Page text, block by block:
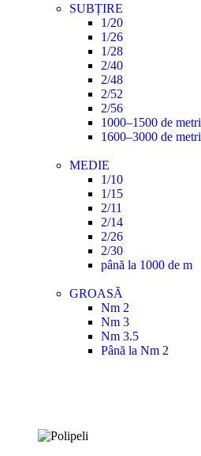
SUBȚIRE
1/20
1/26
1/28
2/40
2/48
2/52
2/56
1000–1500 de metri
1600–3000 de metri
MEDIE
1/10
1/15
2/11
2/14
2/26
2/30
până la 1000 de m
GROASĂ
Nm 2
Nm 3
Nm 3.5
Până la Nm 2